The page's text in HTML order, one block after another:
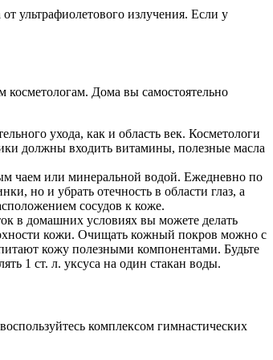
ультрафиолетового излучения. Если у
косметологам. Дома вы самостоятельно
ухода, как и область век. Косметологи
должны входить витамины, полезные масла
чаем или минеральной водой. Ежедневно по
но и убрать отечность в области глаз, а
сосудов к коже.
в домашних условиях вы можете делать
кожи. Очищать кожный покров можно с
кожу полезными компонентами. Будьте
1 ст. л. уксуса на один стакан воды.
комплексом гимнастических